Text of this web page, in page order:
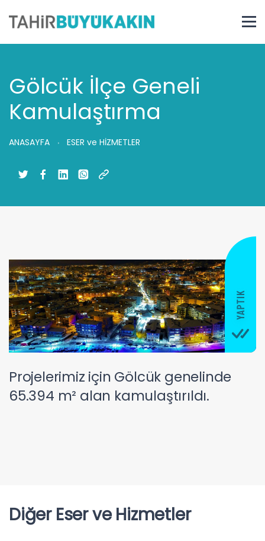
Gölcük İlçe Geneli
Kamulaştırma
ANASAYFA ESER ve HİZMETLER
Projelerimiz için Gölcük genelinde
65.394 m² alan kamulaştırıldı.
Diğer Eser ve Hizmetler